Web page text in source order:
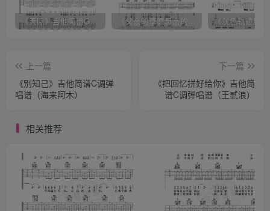
上一篇
《别知己》吉他简谱C调弹
唱谱（海来阿木）
下一篇
《把回忆拼好给你》吉他简
谱C调弹唱谱（王贰浪）
相关推荐